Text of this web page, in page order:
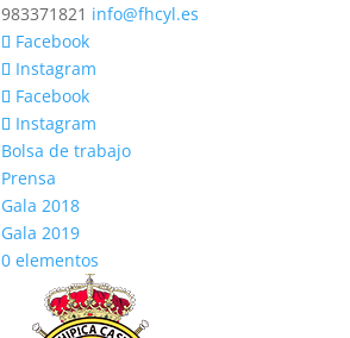
983371821 info@fhcyl.es
Facebook
Instagram
Facebook
Instagram
Bolsa de trabajo
Prensa
Gala 2018
Gala 2019
0 elementos